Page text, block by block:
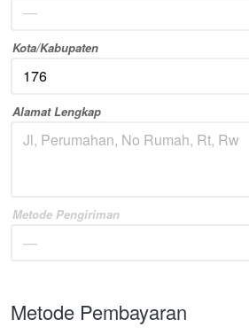
—
Kota/Kabupaten
Alamat Lengkap
Metode Pengiriman
—
Metode Pembayaran